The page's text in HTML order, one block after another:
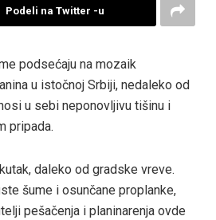
Podeli na Twitter -u
podsećaju na mozaik
u istočnoj Srbiji, nedaleko od
u sebi neponovljivu tišinu i
pripada.
daleko od gradske vreve.
šume i osunčane proplanke,
pešačenja i planinarenja ovde